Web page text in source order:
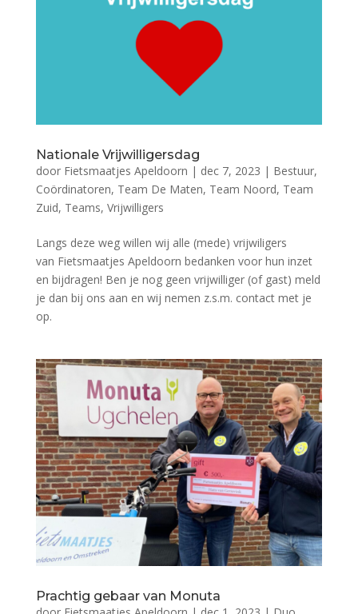
Nationale Vrijwilligersdag
door Fietsmaatjes Apeldoorn | dec 7, 2023 | Bestuur,
Coördinatoren, Team De Maten, Team Noord, Team
Zuid, Teams, Vrijwilligers
Langs deze weg willen wij alle (mede) vrijwiligers
van Fietsmaatjes Apeldoorn bedanken voor hun inzet
en bijdragen! Ben je nog geen vrijwilliger (of gast) meld
je dan bij ons aan en wij nemen z.s.m. contact met je
op.
Prachtig gebaar van Monuta